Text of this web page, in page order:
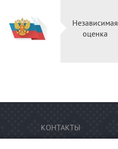
Независимая
оценка
КОНТАКТЫ